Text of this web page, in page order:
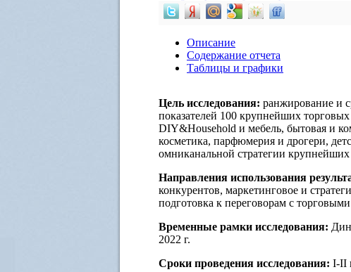
Описание
Содержание отчета
Таблицы и графики
Цель исследования: ранжирование и
показателей 100 крупнейших
DIY&Household и мебель, бытовая и
косметика, парфюмерия и дрогери,
омниканальной стратегии
Направления использования
конкурентов, маркетинговое и
подготовка к переговорам с
Временные рамки исследования:
2022 г.
Сроки проведения исследования: I-II